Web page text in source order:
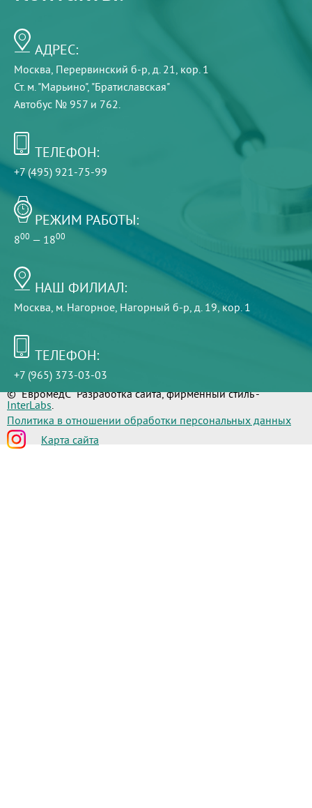
АДРЕС:
Москва, Перервинский б-р, д. 21, кор. 1
Ст. м. "Марьино", "Братиславская"
Автобус № 957 и 762.
ТЕЛЕФОН:
+7 (495) 921-75-99
РЕЖИМ РАБОТЫ:
800 — 1800
НАШ ФИЛИАЛ:
Москва, м. Нагорное, Нагорный б-р, д. 19, кор. 1
ТЕЛЕФОН:
+7 (965) 373-03-03
© "ЕвромедС" Разработка сайта, фирменный стиль -
InterLabs.
Политика в отношении обработки персональных данных
Карта сайта